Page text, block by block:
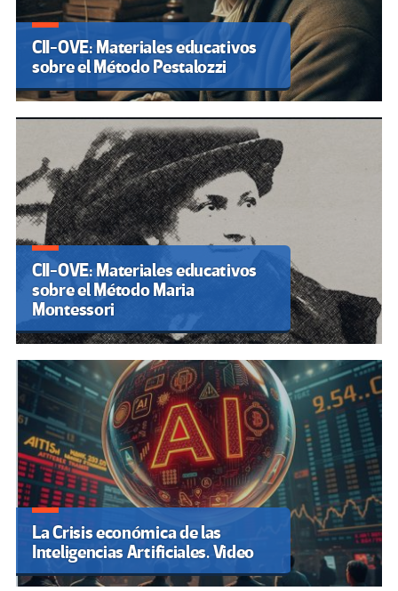
CII-OVE: Materiales educativos
sobre el Método Pestalozzi
CII-OVE: Materiales educativos
sobre el Método Maria
Montessori
La Crisis económica de las
Inteligencias Artificiales. Video